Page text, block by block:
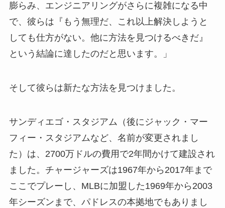
膨らみ、エンジニアリングがさらに複雑になる中
で、彼らは『もう無理だ、これ以上解決しようと
しても仕方がない。他に方法を見つけるべきだ』
という結論に達したのだと思います。」
そして彼らは新たな方法を見つけました。
サンディエゴ・スタジアム（後にジャック・マー
フィー・スタジアムなど、名前が変更されまし
た）は、2700万ドルの費用で2年間かけて建設され
ました。チャージャーズは1967年から2017年まで
ここでプレーし、MLBに加盟した1969年から2003
年シーズンまで、パドレスの本拠地でもありまし